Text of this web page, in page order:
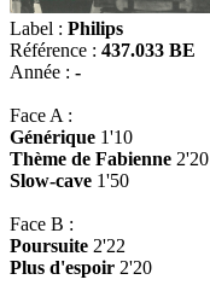
Label : Philips
Référence : 437.033 BE
Année : -
Face A :
Générique 1'10
Thème de Fabienne 2'20
Slow-cave 1'50
Face B :
Poursuite 2'22
Plus d'espoir 2'20